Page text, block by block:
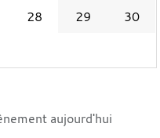
28 29
30
aujourd'hui